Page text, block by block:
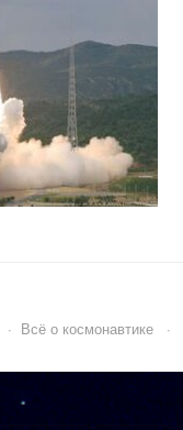
· Всё о космонавтике ·